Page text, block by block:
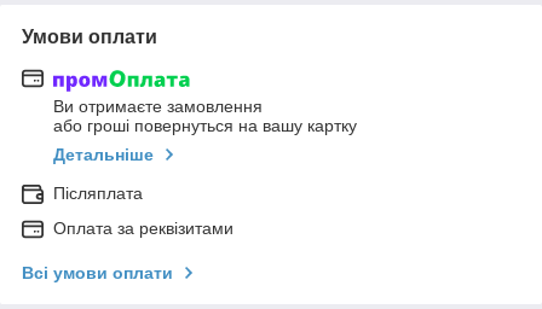
Умови оплати
Ви отримаєте замовлення
або гроші повернуться на вашу картку
Детальніше
Післяплата
Оплата за реквізитами
Всі умови оплати